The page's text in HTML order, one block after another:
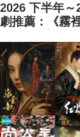
2026 下半年
劇推薦：《霧
荒！